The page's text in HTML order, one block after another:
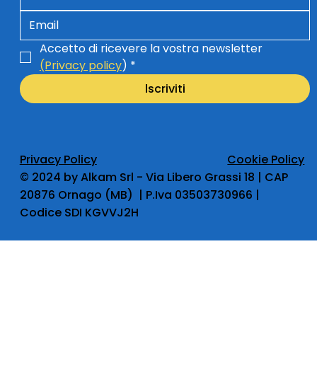
Accetto di ricevere la vostra newsletter
(Privacy policy) *
lscriviti
​© 2024 by Alkam Srl - Via Libero Grassi 18 | CAP
20876 Ornago (MB) | P.Iva 03503730966 |
Codice SDI KGVVJ2H
Privacy Policy Cookie Policy